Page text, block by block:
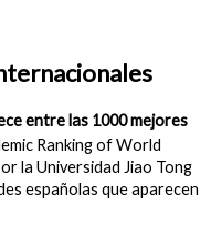
entre las 1000 mejores
Ranking of World
la Universidad Jiao Tong
españolas que aparecen